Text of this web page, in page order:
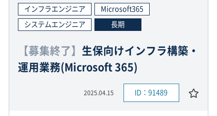
インフラエンジニア
Microsoft365
システムエンジニア
長期
【募集終了】 生保向けインフラ構築・
運用業務(Microsoft 365)
2025.04.15 ID：91489